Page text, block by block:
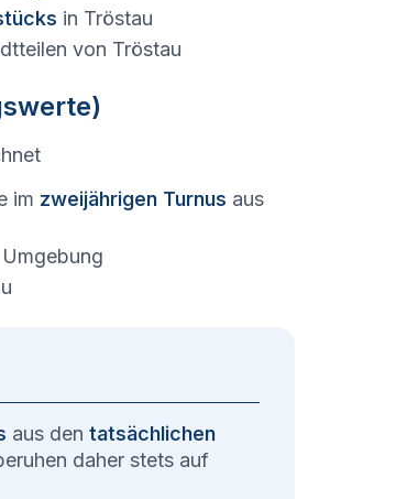
in Tröstau
von Tröstau
im zweijährigen Turnus aus
aus den tatsächlichen
daher stets auf